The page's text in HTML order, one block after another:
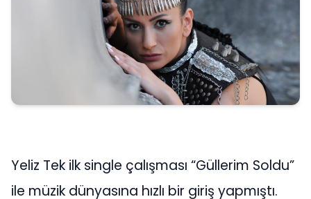
Yeliz Tek ilk single çalışması “Güllerim Soldu”
ile müzik dünyasına hızlı bir giriş yapmıştı.